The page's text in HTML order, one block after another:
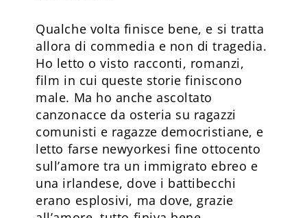
Qualche volta finisce bene, e si tratta
allora di commedia e non di tragedia.
Ho letto o visto racconti, romanzi,
film in cui queste storie finiscono
male. Ma ho anche ascoltato
canzonacce da osteria su ragazzi
comunisti e ragazze democristiane, e
letto farse newyorkesi fine ottocento
sull’amore tra un immigrato ebreo e
una irlandese, dove i battibecchi
erano esplosivi, ma dove, grazie